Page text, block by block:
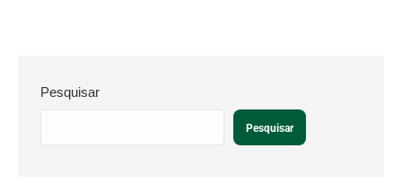
Pesquisar
Pesquisar